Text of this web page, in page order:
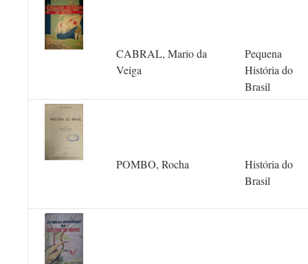
CABRAL, Mario da
Veiga
Pequena
História do
Brasil
POMBO, Rocha
História do
Brasil